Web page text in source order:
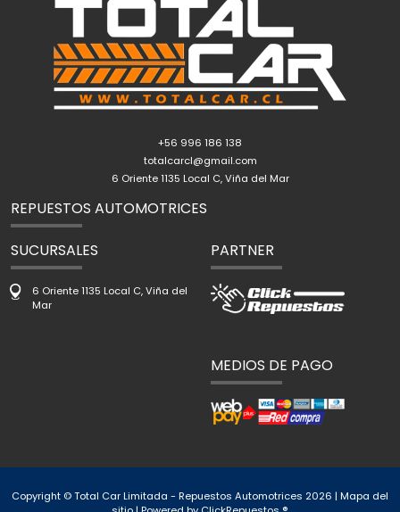
+56 996 186 138
totalcarcl@gmail.com
6 Oriente 1135 Local C, Viña del Mar
REPUESTOS AUTOMOTRICES
SUCURSALES
6 Oriente 1135 Local C, Viña del
Mar
PARTNER
MEDIOS DE PAGO
Copyright © Total Car Limitada - Repuestos Automotrices 2026 | Mapa del